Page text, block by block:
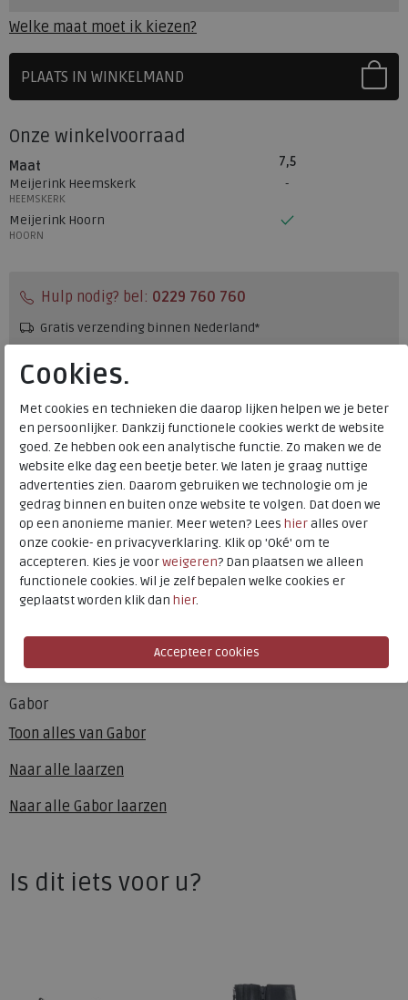
Gabor
Toon alles van Gabor
Naar alle laarzen
Naar alle Gabor laarzen
Welke maat moet ik kiezen?
PLAATS IN WINKELMAND
Onze winkelvoorraad
Maat
7,5
Meijerink Heemskerk
HEEMSKERK
Meijerink Hoorn
HOORN
Hulp nodig? bel: 0229 760 760
Gratis verzending binnen Nederland*
Altijd retourneren, binnen 1 werkdag terugbetaald
Merk
Gabor
Fabrikantcode
55.521-27
Bestelcode
275.01.000006
Kleur
Materiaal
Leer
Wijdtemaat
f
Hakhoogte
5.00 cm
Is dit iets voor u?
Cookies.
Met cookies en technieken die daarop lijken helpen we je beter
en persoonlijker. Dankzij functionele cookies werkt de website
goed. Ze hebben ook een analytische functie. Zo maken we de
website elke dag een beetje beter. We laten je graag nuttige
advertenties zien. Daarom gebruiken we technologie om je
gedrag binnen en buiten onze website te volgen. Dat doen we
op een anonieme manier. Meer weten? Lees hieralles over
onze cookie- en privacyverklaring. Klik op 'Oké' om te
accepteren. Kies je voorweigeren? Dan plaatsen we alleen
functionele cookies. Wil je zelf bepalen welke cookies er
geplaatst worden klik dan hier.